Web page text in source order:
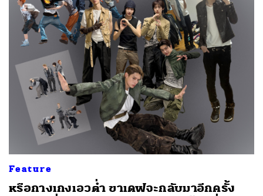
Feature
หรือกางเกงเอวต่ำ ขาเดฟจะกลับมาอีกครั้ง
ค้นหา
TWEET LINE EMAIL